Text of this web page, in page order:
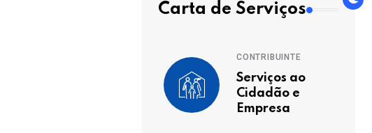
Carta de Serviços
CONTRIBUINTE
Serviços ao
Cidadão e
Empresa